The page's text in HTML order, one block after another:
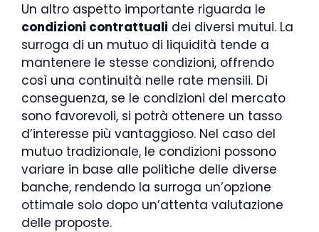
Un altro aspetto importante riguarda le
condizioni contrattuali dei diversi mutui. La
surroga di un mutuo di liquidità tende a
mantenere le stesse condizioni, offrendo
così una continuità nelle rate mensili. Di
conseguenza, se le condizioni del mercato
sono favorevoli, si potrà ottenere un tasso
d’interesse più vantaggioso. Nel caso del
mutuo tradizionale, le condizioni possono
variare in base alle politiche delle diverse
banche, rendendo la surroga un’opzione
ottimale solo dopo un’attenta valutazione
delle proposte.